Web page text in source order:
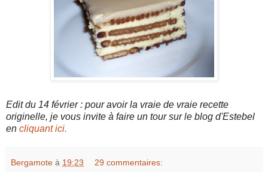
Edit du 14 février : pour avoir la vraie de vraie recette
originelle, je vous invite à faire un tour sur le blog d'Estebel
en cliquant ici.
Bergamote à 19:23 29 commentaires: